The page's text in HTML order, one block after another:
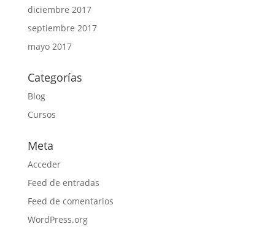
diciembre 2017
septiembre 2017
mayo 2017
Categorías
Blog
Cursos
Meta
Acceder
Feed de entradas
Feed de comentarios
WordPress.org